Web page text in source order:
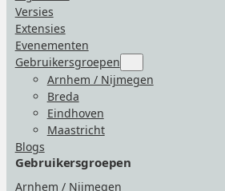
Versies
Extensies
Evenementen
Gebruikersgroepen
for
“Gebruikersgroepen”
Arnhem / Nijmegen
Breda
Eindhoven
Maastricht
Blogs
Gebruikersgroepen
Arnhem / Nijmegen